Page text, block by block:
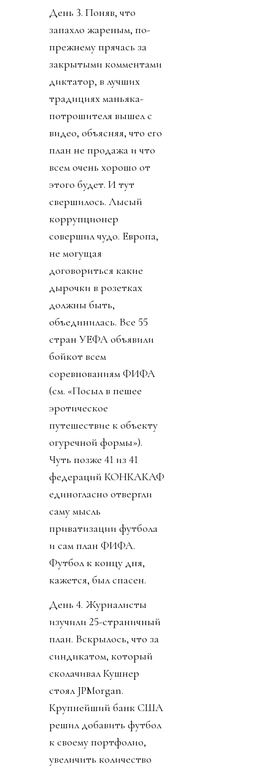
День 3. Поняв, что
запахло жареным, по-
прежнему прячась за
закрытыми комментами
диктатор, в лучших
традициях маньяка-
потрошителя вышел с
видео, объясняя, что его
план не продажа и что
всем очень хорошо от
этого будет. И тут
свершилось. Лысый
коррупционер
совершил чудо. Европа,
не могущая
договориться какие
дырочки в розетках
должны быть,
объединилась. Все 55
стран УЕФА объявили
бойкот всем
соревнованиям ФИФА
(см. «Посыл в пешее
эротическое
путешествие к объекту
огуречной формы»).
Чуть позже 41 из 41
федераций КОНКАКАФ
единогласно отвергли
саму мысль
приватизации футбола
и сам план ФИФА.
Футбол к концу дня,
кажется, был спасен.
День 4. Журналисты
изучили 25-страничный
план. Вскрылось, что за
синдикатом, который
сколачивал Кушнер
стоял JPMorgan.
Крупнейший банк США
решил добавить футбол
к своему портфолио,
увеличить количество